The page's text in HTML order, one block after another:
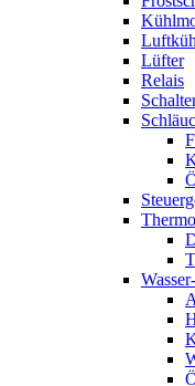
Lüfter
Relais